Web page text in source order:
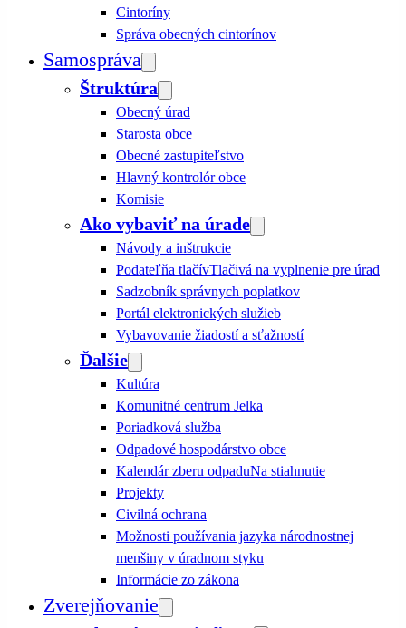
Cintoríny
Správa obecných cintorínov
Samospráva
Štruktúra
Obecný úrad
Starosta obce
Obecné zastupiteľstvo
Hlavný kontrolór obce
Komisie
Ako vybaviť na úrade
Návody a inštrukcie
Podateľňa tlačívTlačivá na vyplnenie pre úrad
Sadzobník správnych poplatkov
Portál elektronických služieb
Vybavovanie žiadostí a sťažností
Ďalšie
Kultúra
Komunitné centrum Jelka
Poriadková služba
Odpadové hospodárstvo obce
Kalendár zberu odpaduNa stiahnutie
Projekty
Civilná ochrana
Možnosti používania jazyka národnostnej
menšiny v úradnom styku
Informácie zo zákona
Zverejňovanie